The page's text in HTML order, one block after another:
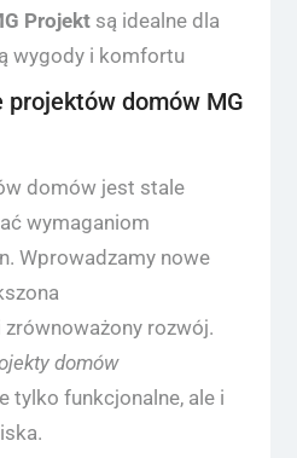
Projektsą idealne dla
wygody i komfortu
domów MG
domów jest stale
wymaganiom
Wprowadzamy nowe
rozwój.
domów
tylko funkcjonalne, ale i